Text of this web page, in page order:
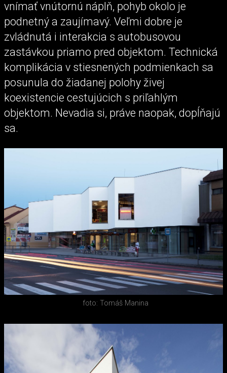
vnímať vnútornú náplň, pohyb okolo je
podnetný a zaujímavý. Veľmi dobre je
zvládnutá i interakcia s autobusovou
zastávkou priamo pred objektom. Technická
komplikácia v stiesnených podmienkach sa
posunula do žiadanej polohy živej
koexistencie cestujúcich s priľahlým
objektom. Nevadia si, práve naopak, dopĺňajú
sa.
foto: Tomáš Manina